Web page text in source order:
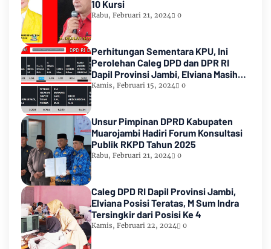
10 Kursi
Rabu, Februari 21, 2024 0
Perhitungan Sementara KPU, Ini
Perolehan Caleg DPD dan DPR RI
Dapil Provinsi Jambi, Elviana Masih
Urutan Kedua Teratas
Kamis, Februari 15, 2024 0
Unsur Pimpinan DPRD Kabupaten
Muarojambi Hadiri Forum Konsultasi
Publik RKPD Tahun 2025
Rabu, Februari 21, 2024 0
Caleg DPD RI Dapil Provinsi Jambi,
Elviana Posisi Teratas, M Sum Indra
Tersingkir dari Posisi Ke 4
Kamis, Februari 22, 2024 0